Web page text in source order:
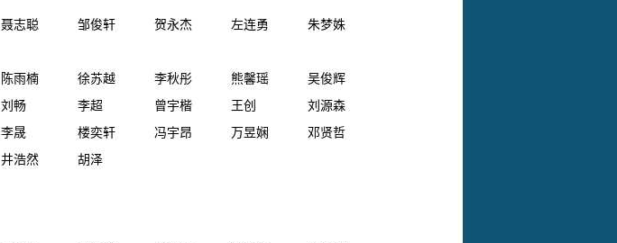
聂志聪 邹俊轩 贺永杰 左连勇
朱梦姝
陈雨楠 徐苏越 李秋彤 熊馨瑶
吴俊辉
刘畅 李超 曾宇楷 王创
刘源森
李晟 楼奕轩 冯宇昂 万昱娴
邓贤哲
井浩然 胡泽